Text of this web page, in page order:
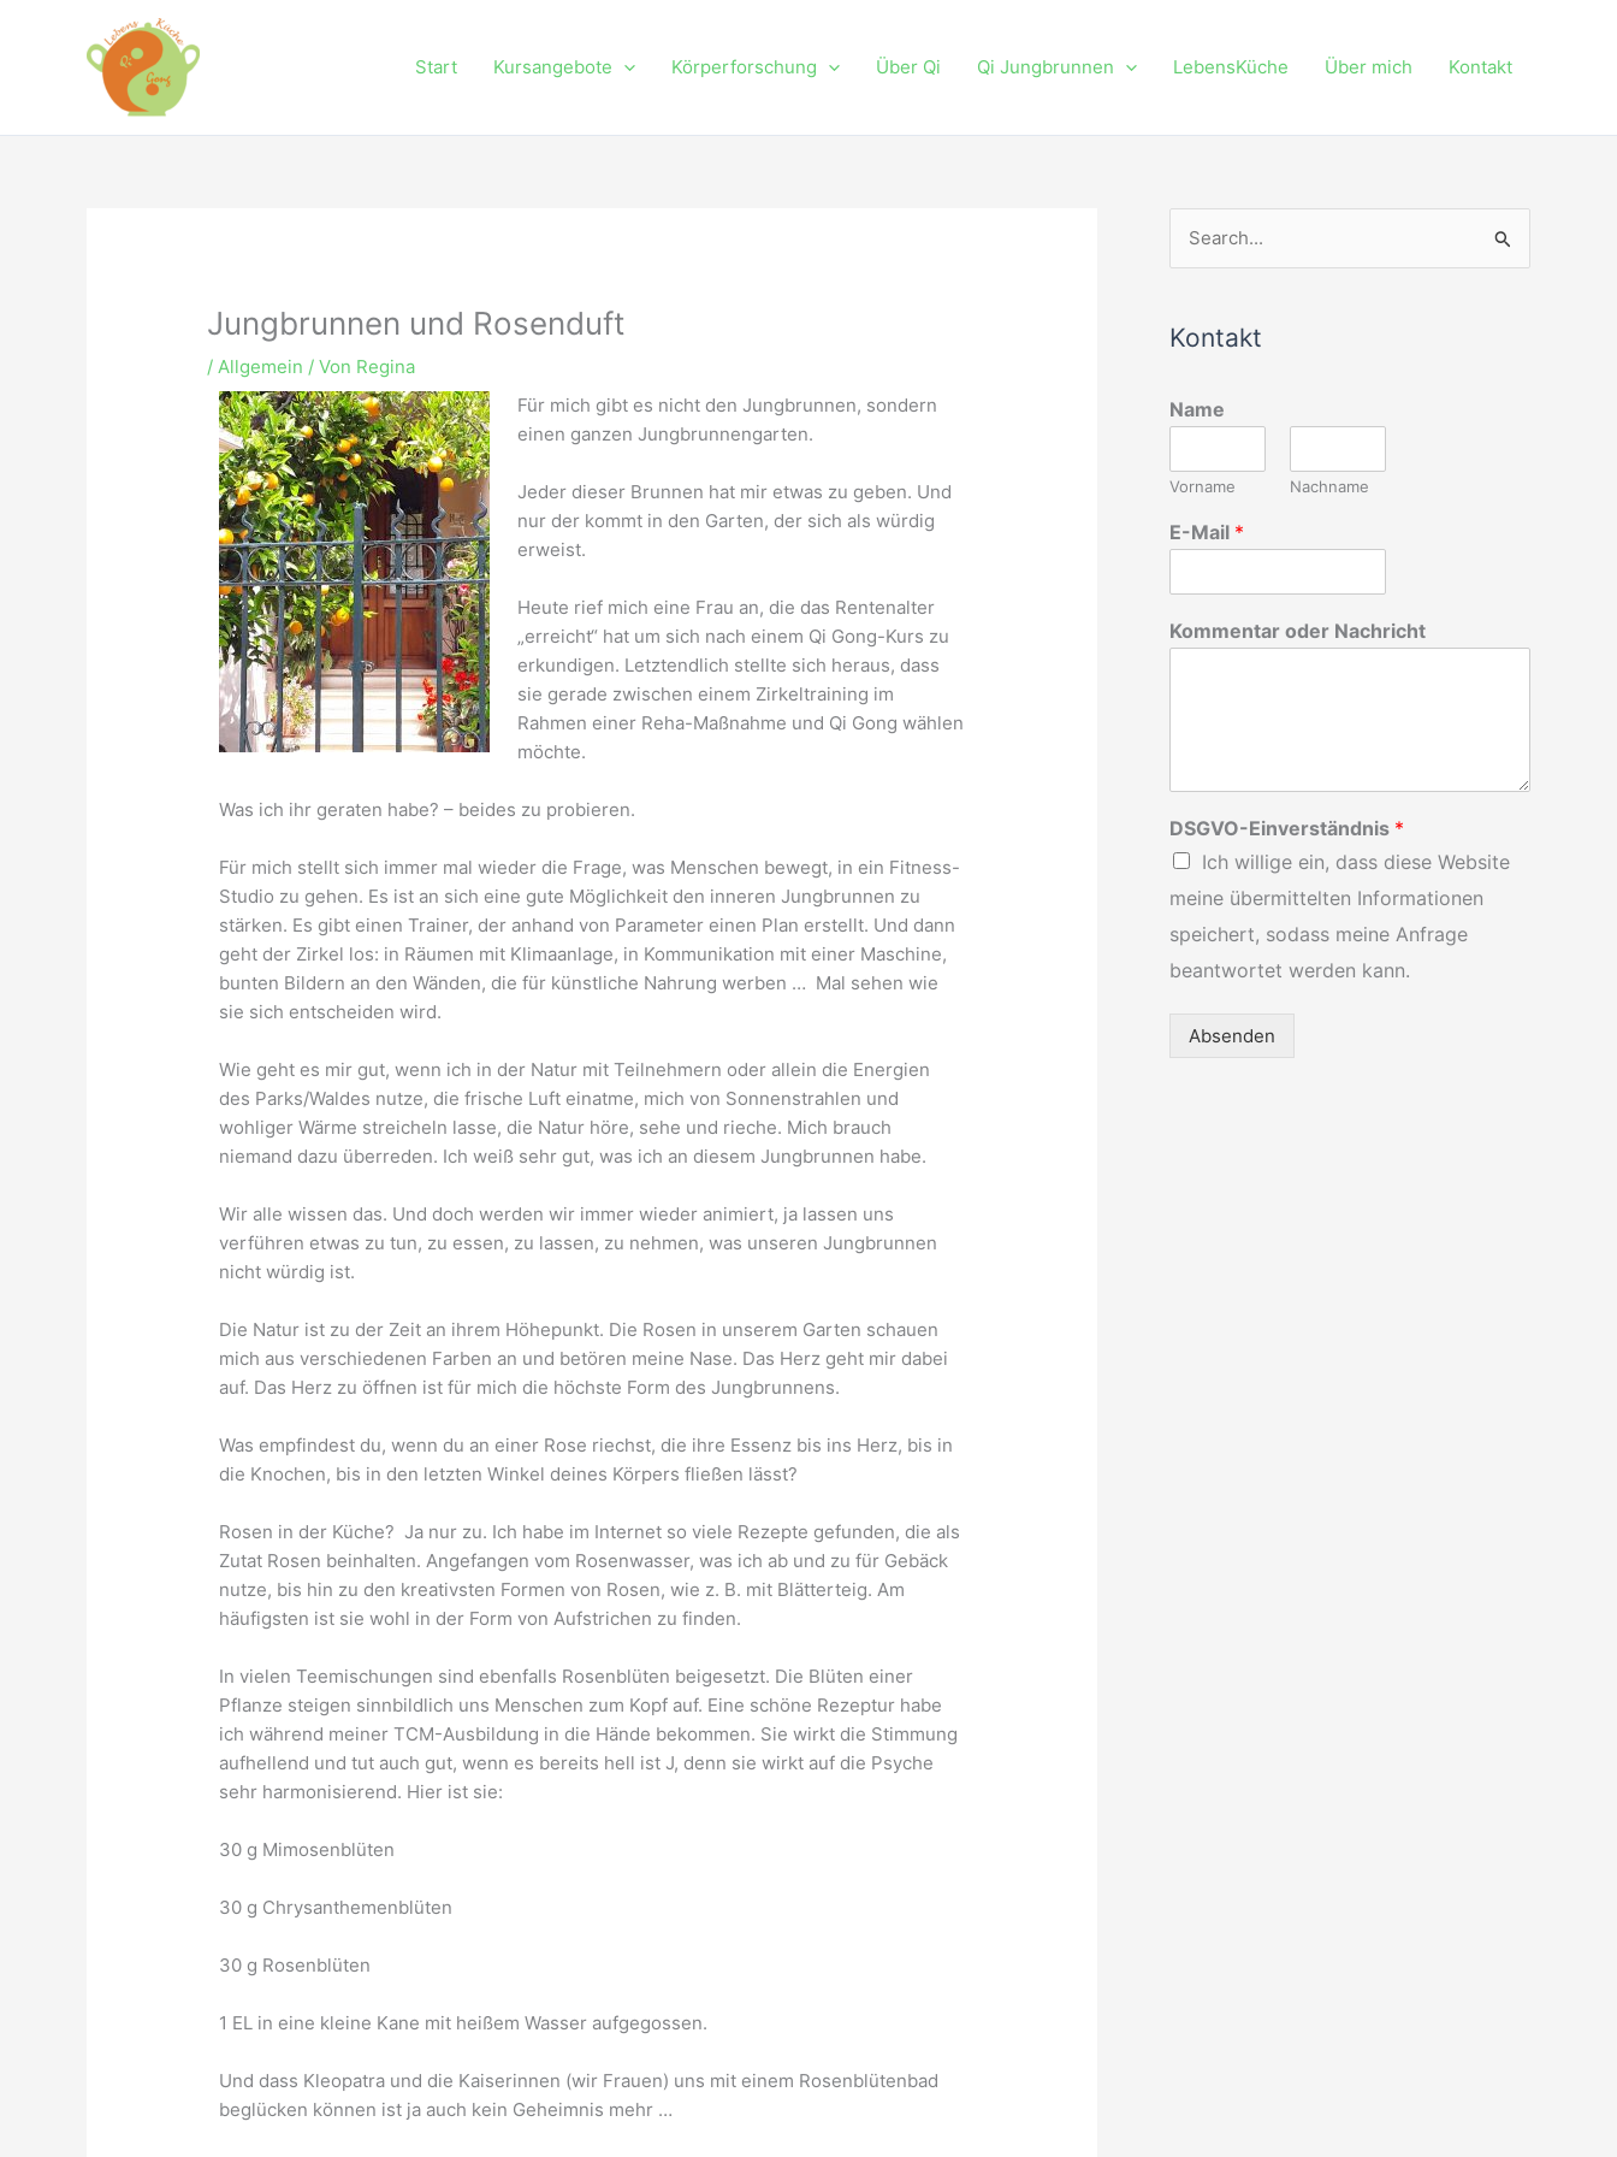
Start Kursangebote Körperforschung Über Qi Qi Jungbrunnen LebensKüche Über mich Kontakt
Jungbrunnen und Rosenduft
/Allgemein / Von Regina
Für mich gibt es nicht den Jungbrunnen, sondern
einen ganzen Jungbrunnengarten.
Jeder dieser Brunnen hat mir etwas zu geben. Und
nur der kommt in den Garten, der sich als würdig
erweist.
Heute rief mich eine Frau an, die das Rentenalter
„erreicht“ hat um sich nach einem Qi Gong-Kurs zu
erkundigen. Letztendlich stellte sich heraus, dass
sie gerade zwischen einem Zirkeltraining im
Rahmen einer Reha-Maßnahme und Qi Gong wählen
möchte.
Was ich ihr geraten habe? – beides zu probieren.
Für mich stellt sich immer mal wieder die Frage, was Menschen bewegt, in ein Fitness-
Studio zu gehen. Es ist an sich eine gute Möglichkeit den inneren Jungbrunnen zu
stärken. Es gibt einen Trainer, der anhand von Parameter einen Plan erstellt. Und dann
geht der Zirkel los: in Räumen mit Klimaanlage, in Kommunikation mit einer Maschine,
bunten Bildern an den Wänden, die für künstliche Nahrung werben … Mal sehen wie
sie sich entscheiden wird.
Wie geht es mir gut, wenn ich in der Natur mit Teilnehmern oder allein die Energien
des Parks/Waldes nutze, die frische Luft einatme, mich von Sonnenstrahlen und
wohliger Wärme streicheln lasse, die Natur höre, sehe und rieche. Mich brauch
niemand dazu überreden. Ich weiß sehr gut, was ich an diesem Jungbrunnen habe.
Wir alle wissen das. Und doch werden wir immer wieder animiert, ja lassen uns
verführen etwas zu tun, zu essen, zu lassen, zu nehmen, was unseren Jungbrunnen
nicht würdig ist.
Die Natur ist zu der Zeit an ihrem Höhepunkt. Die Rosen in unserem Garten schauen
mich aus verschiedenen Farben an und betören meine Nase. Das Herz geht mir dabei
auf. Das Herz zu öffnen ist für mich die höchste Form des Jungbrunnens.
Was empfindest du, wenn du an einer Rose riechst, die ihre Essenz bis ins Herz, bis in
die Knochen, bis in den letzten Winkel deines Körpers fließen lässt?
Rosen in der Küche? Ja nur zu. Ich habe im Internet so viele Rezepte gefunden, die als
Zutat Rosen beinhalten. Angefangen vom Rosenwasser, was ich ab und zu für Gebäck
nutze, bis hin zu den kreativsten Formen von Rosen, wie z. B. mit Blätterteig. Am
häufigsten ist sie wohl in der Form von Aufstrichen zu finden.
In vielen Teemischungen sind ebenfalls Rosenblüten beigesetzt. Die Blüten einer
Pflanze steigen sinnbildlich uns Menschen zum Kopf auf. Eine schöne Rezeptur habe
ich während meiner TCM-Ausbildung in die Hände bekommen. Sie wirkt die Stimmung
aufhellend und tut auch gut, wenn es bereits hell ist J, denn sie wirkt auf die Psyche
sehr harmonisierend. Hier ist sie:
30 g Mimosenblüten
30 g Chrysanthemenblüten
30 g Rosenblüten
1 EL in eine kleine Kane mit heißem Wasser aufgegossen.
Und dass Kleopatra und die Kaiserinnen (wir Frauen) uns mit einem Rosenblütenbad
beglücken können ist ja auch kein Geheimnis mehr …
h
n
a
c
Kontakt
Name
Vorname Nachname
E-Mail *
Kommentar oder Nachricht
DSGVO-Einverständnis *
Ich willige ein, dass diese Website
meine übermittelten Informationen
speichert, sodass meine Anfrage
beantwortet werden kann.
Absenden